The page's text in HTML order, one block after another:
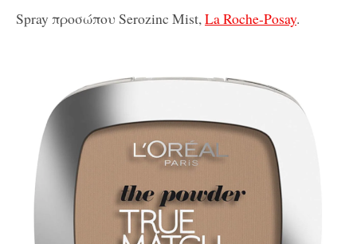
Spray προσώπου Serozinc Mist,La Roche-Posay.